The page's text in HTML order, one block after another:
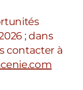
; dans
contacter à